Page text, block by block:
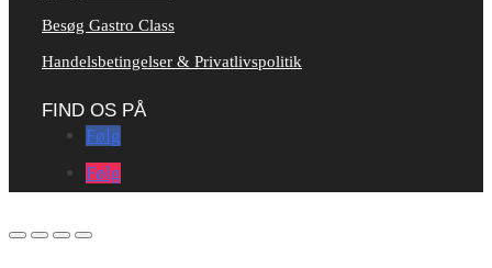
Besøg Gastro Class
Handelsbetingelser & Privatlivspolitik
FIND OS PÅ
Følg
Følg